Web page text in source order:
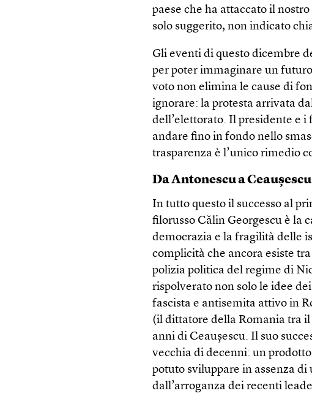
paese che ha attaccato il
solo suggerito, non indicato
Gli eventi di questo dicembre
per poter immaginare un
voto non elimina le cause di
ignorare: la protesta arrivata
dell’elettorato. Il presidente e
andare fino in fondo nello
trasparenza è l’unico rimedio
Da Antonescu a Ceaușescu
In tutto questo il successo al
filorusso Călin Georgescu è la
democrazia e la fragilità delle
complicità che ancora esiste
polizia politica del regime di
rispolverato non solo le idee
fascista e antisemita attivo in
(il dittatore della Romania tra
anni di Ceaușescu. Il suo
vecchia di decenni: un
potuto sviluppare in assenza
dall’arroganza dei recenti